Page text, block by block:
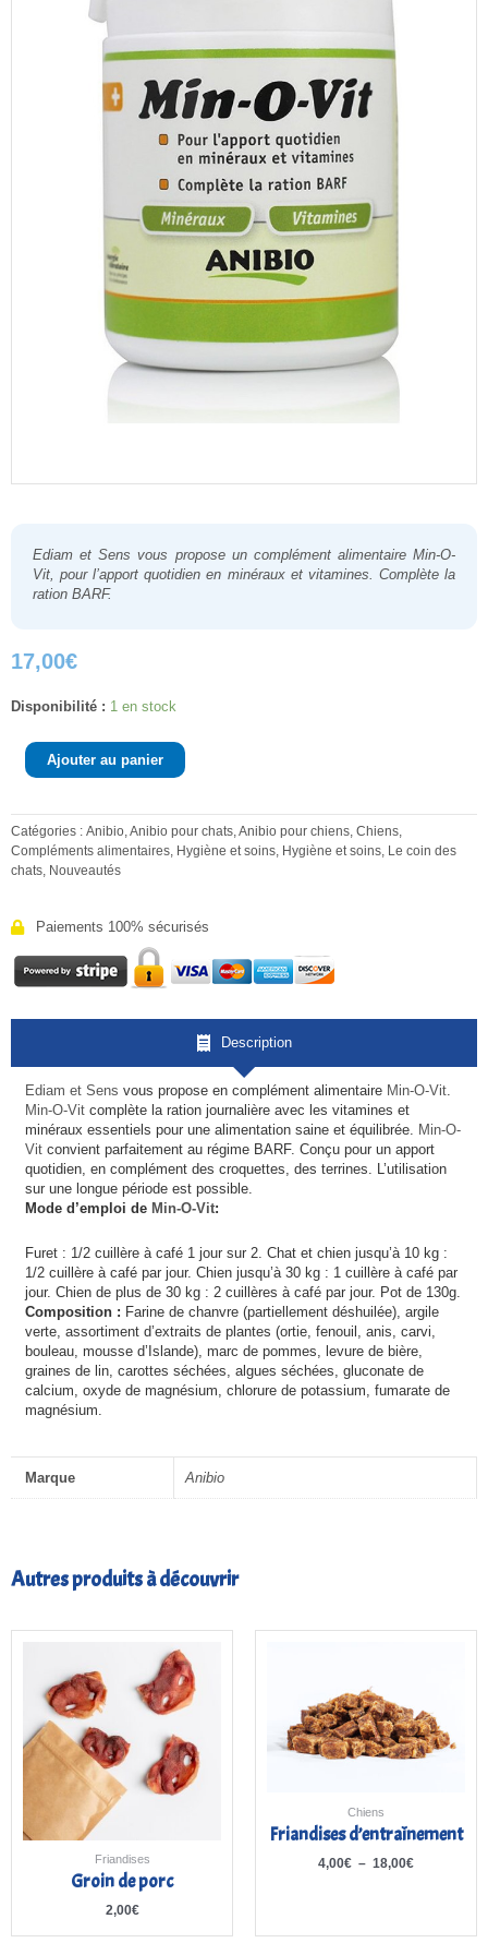
Ediam et Sens vous propose un complément alimentaire Min-O-
Vit , pour l’apport quotidien en minéraux et vitamines. Complète la
ration BARF.
17,00€
Disponibilité : 1 en stock
quantité
Min-
Ajouter au panier
Catégories : Anibio Anibio pour chats Anibio pour chiens Chiens
Compléments alimentaires Hygiène et soins Hygiène et soins Le coin des
chats Nouveautés
Paiements 100% sécurisés
Description
Ediam et Sens vous propose en complément alimentaire Min-O-Vit.
Min-O-Vit complète la ration journalière avec les vitamines et
minéraux essentiels pour une alimentation saine et équilibrée. Min-O-
Vit convient parfaitement au régime BARF. Conçu pour un apport
quotidien, en complément des croquettes, des terrines. L’utilisation
sur une longue période est possible.
Mode d’emploi de Min-O-Vit:
Furet : 1/2 cuillère à café 1 jour sur 2. Chat et chien jusqu’à 10 kg :
1/2 cuillère à café par jour. Chien jusqu’à 30 kg : 1 cuillère à café par
jour. Chien de plus de 30 kg : 2 cuillères à café par jour. Pot de 130g.
Composition : Farine de chanvre (partiellement déshuilée), argile
verte, assortiment d’extraits de plantes (ortie, fenouil, anis, carvi,
bouleau, mousse d’Islande), marc de pommes, levure de bière,
graines de lin, carottes séchées, algues séchées, gluconate de
calcium, oxyde de magnésium, chlorure de potassium, fumarate de
magnésium.
Marque Anibio
Autres produits à découvrir
Friandises
Groin de porc
2,00€
Chiens
Friandises d’entraînement
4,00€ – 18,00€
18,00€